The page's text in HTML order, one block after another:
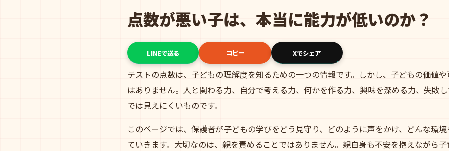
点数が悪い子は、本当に能力が低いのか？
LINEで送る コピー Xでシェア
テストの点数は、子どもの理解度を知るための一つの情報です。しかし、子どもの価値
はありません。人と関わる力、自分で考える力、何かを作る力、興味を深める力、失敗
では見えにくいものです。
このページでは、保護者が子どもの学びをどう見守り、どのように声をかけ、どんな環
ていきます。大切なのは、親を責めることではありません。親自身も不安を抱えながら